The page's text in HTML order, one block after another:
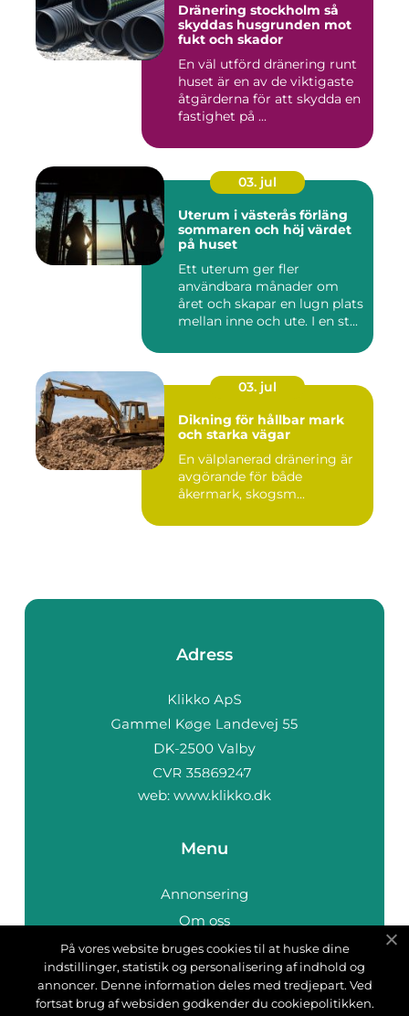
Dränering stockholm så
skyddas husgrunden mot
fukt och skador
En väl utförd dränering runt
huset är en av de viktigaste
åtgärderna för att skydda en
fastighet på ...
03. jul
Uterum i västerås förläng
sommaren och höj värdet
på huset
Ett uterum ger fler
användbara månader om
året och skapar en lugn plats
mellan inne och ute. I en st...
03. jul
Dikning för hållbar mark
och starka vägar
En välplanerad dränering är
avgörande för både
åkermark, skogsm...
Adress
web: www.klikko.dk
Menu
Annonsering
Om oss
Cookies
Kontakta oss
Sitemap
På vores website bruges cookies til at huske dine
indstillinger, statistik og personalisering af indhold og
annoncer. Denne information deles med tredjepart. Ved
fortsat brug af websiden godkender du cookiepolitikken.